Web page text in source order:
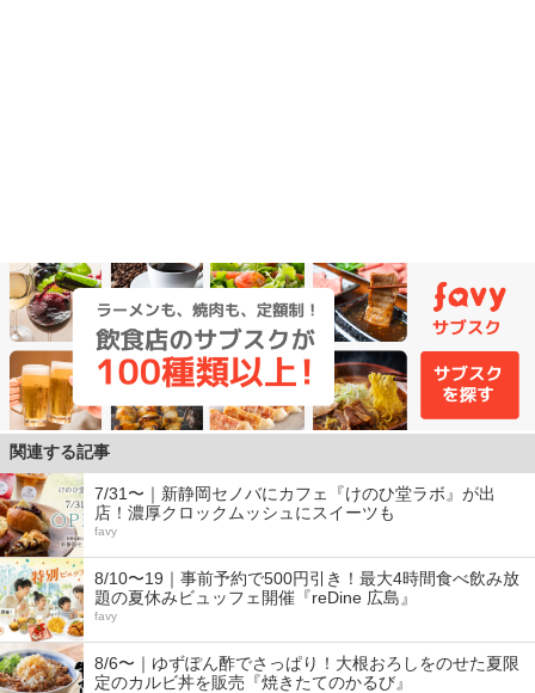
関連する記事
7/31〜｜新静岡セノバにカフェ『けのひ堂ラボ』が出
店！濃厚クロックムッシュにスイーツも
favy
8/10〜19｜事前予約で500円引き！最大4時間食べ飲み放
題の夏休みビュッフェ開催『reDine 広島』
favy
8/6〜｜ゆずぽん酢でさっぱり！大根おろしをのせた夏限
定のカルビ丼を販売『焼きたてのかるび』